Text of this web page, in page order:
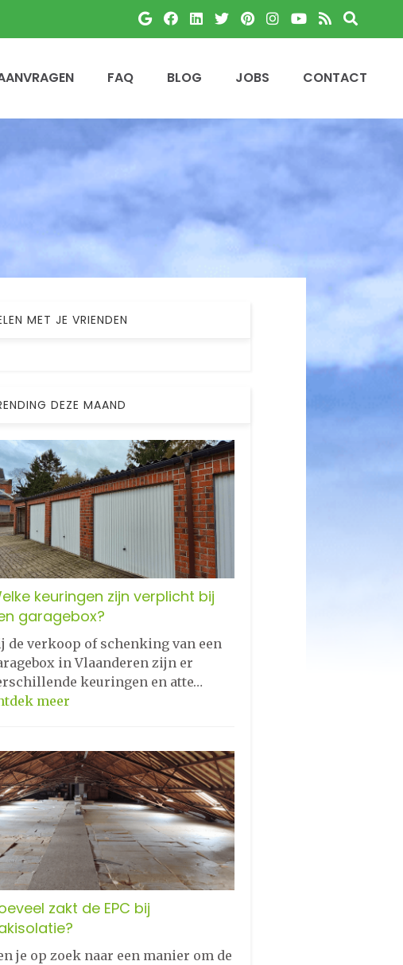
FAQ BLOG JOBS CONTACT
MET JE VRIENDEN
DEZE MAAND
keuringen zijn verplicht bij
garagebox?
de verkoop of schenking van een
in Vlaanderen zijn er
keuringen en atte…
meer
zakt de EPC bij
je op zoek naar een manier om de